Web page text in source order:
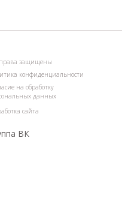
права защищены
конфиденциальности
сайта
на обработку
данных
ВК